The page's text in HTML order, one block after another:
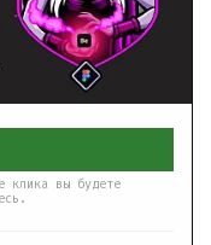
клика вы будете